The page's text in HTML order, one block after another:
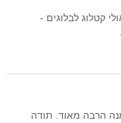
קטלוג לבלוגים -
הרבה מאוד. תודה